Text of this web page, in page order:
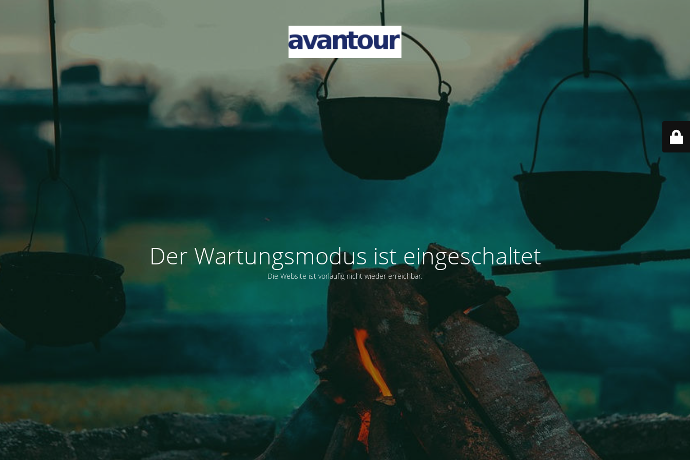
Der Wartungsmodus ist eingeschaltet
Die Website ist vorläufig nicht wieder erreichbar.